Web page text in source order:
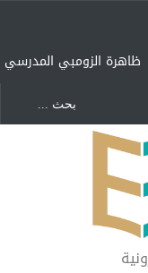
ظاهرة الزومبي المدرسي
أنضرب ومافيني إلا
هل هذا مبرر
أسلوب التربية
تعد برامج توعية الأطفال
الجسد وقاية لا